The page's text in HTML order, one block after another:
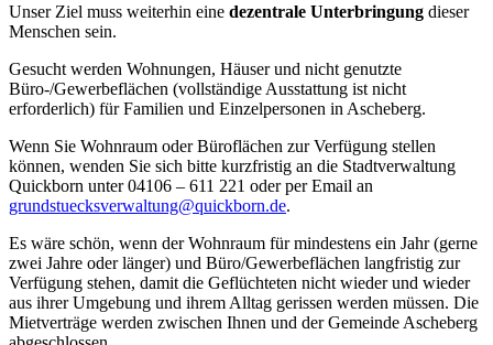
Unser Ziel muss weiterhin eine dezentrale Unterbringung dieser
Menschen sein.
Gesucht werden Wohnungen, Häuser und nicht genutzte
Büro-/Gewerbeflächen (vollständige Ausstattung ist nicht
erforderlich) für Familien und Einzelpersonen in Ascheberg.
Wenn Sie Wohnraum oder Büroflächen zur Verfügung stellen
können, wenden Sie sich bitte kurzfristig an die Stadtverwaltung
Quickborn unter 04106 – 611 221 oder per Email an
grundstuecksverwaltung@quickborn.de.
Es wäre schön, wenn der Wohnraum für mindestens ein Jahr (gerne
zwei Jahre oder länger) und Büro/Gewerbeflächen langfristig zur
Verfügung stehen, damit die Geflüchteten nicht wieder und wieder
aus ihrer Umgebung und ihrem Alltag gerissen werden müssen. Die
Mietverträge werden zwischen Ihnen und der Gemeinde Ascheberg